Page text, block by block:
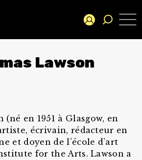
Lawson
(né en 1951 à Glasgow, en
écrivain, rédacteur en
et doyen de l’école d’art
for the Arts. Lawson a